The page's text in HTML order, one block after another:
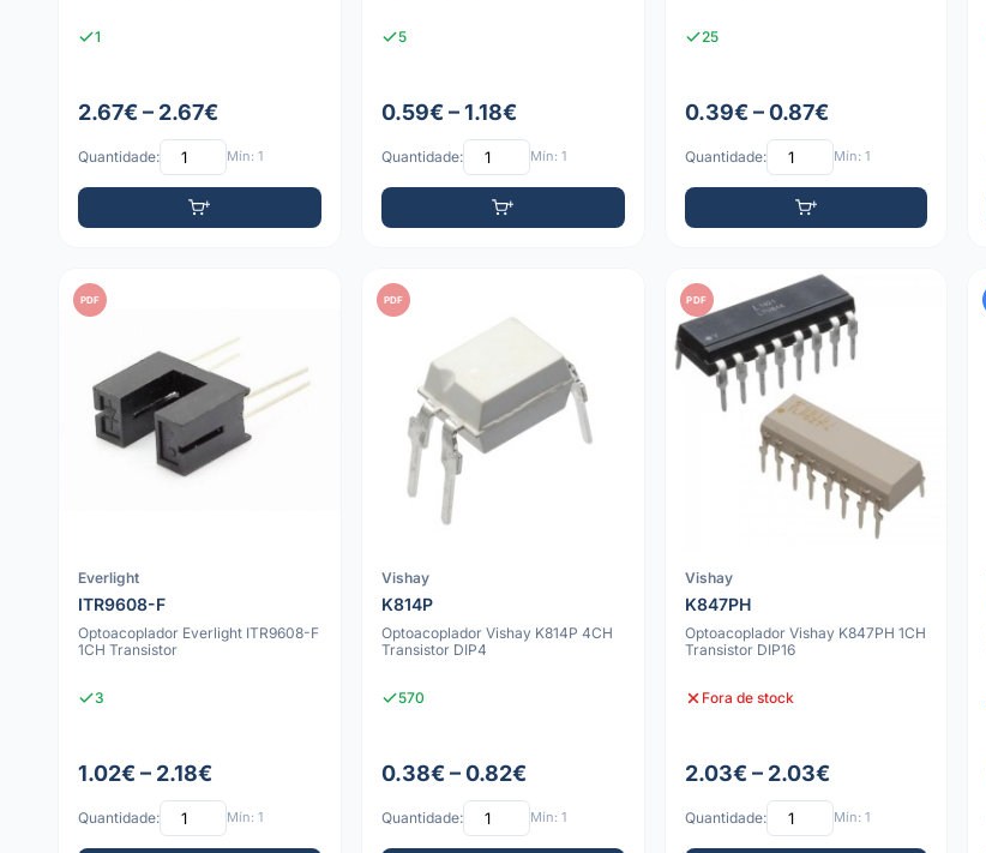
1
2.67€ – 2.67€
Quantidade: Mín: 1
5
0.59€ – 1.18€
Quantidade: Mín: 1
25
0.39€ – 0.87€
Quantidade: Mín: 1
PDF
Everlight
ITR9608-F
Optoacoplador Everlight ITR9608-F
1CH Transistor
3
1.02€ – 2.18€
Quantidade: Mín: 1
PDF
Vishay
K814P
Optoacoplador Vishay K814P 4CH
Transistor DIP4
570
0.38€ – 0.82€
Quantidade: Mín: 1
PDF
Vishay
K847PH
Optoacoplador Vishay K847PH 1CH
Transistor DIP16
Fora de stock
2.03€ – 2.03€
Quantidade: Mín: 1